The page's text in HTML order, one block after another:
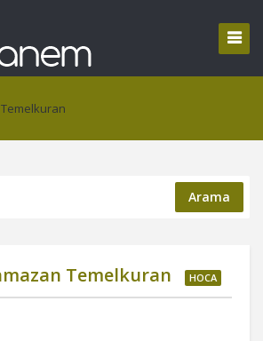
Arama
Temelkuran HOCA